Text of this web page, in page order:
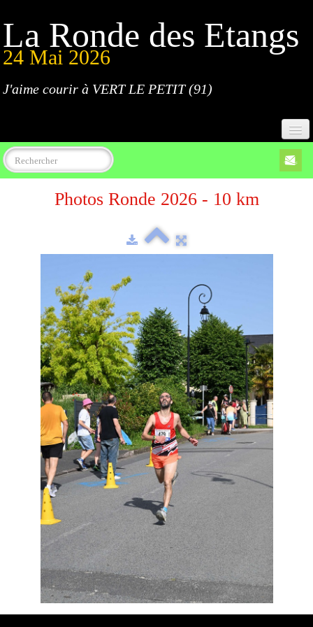
La Ronde des Etangs
24 Mai 2026
J'aime courir à VERT LE PETIT (91)
Accueil
Programme
Résultats
Devenez bénévoles
Partenaires
Photos▼
Photos Ronde 2026 - 10 km